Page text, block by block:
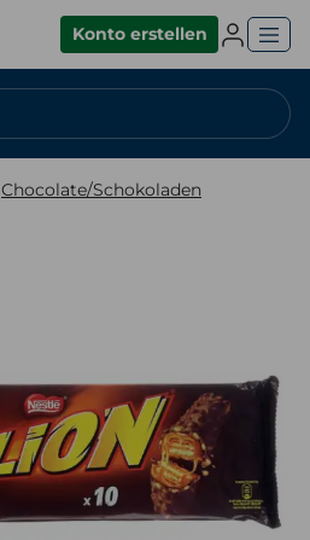
Konto erstellen
Chocolate/Schokoladen